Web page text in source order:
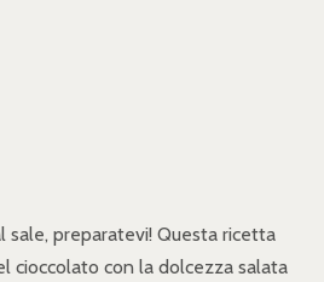
sale, preparatevi! Questa ricetta
cioccolato con la dolcezza salata